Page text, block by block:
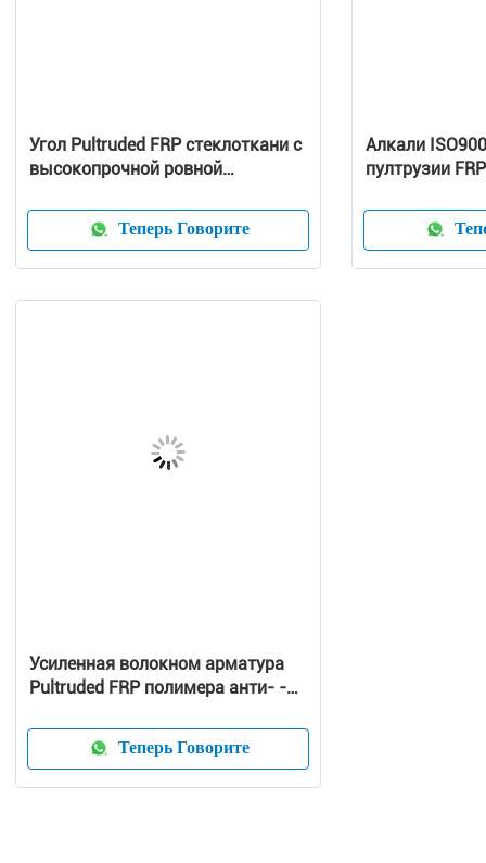
Угол Pultruded FRP стеклоткани с
высокопрочной ровной
Теперь Говорите
Алкали
пултрузии
анти- -
Усиленная волокном арматура
Pultruded FRP полимера анти- -
GRP
Теперь Говорите